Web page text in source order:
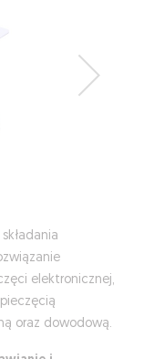
elektronicznej,
oraz dowodową.